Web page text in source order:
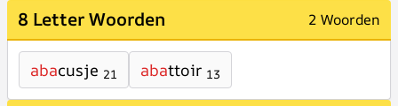
8 Letter Woorden 2 Woorden
abacusje 21 abattoir 13